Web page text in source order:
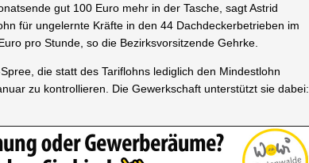
gut 100 Euro mehr in der Tasche, sagt Astrid
für ungelernte Kräfte in den 44 Dachdeckerbetrieben im
pro Stunde, so die Bezirksvorsitzende Gehrke.
die statt des Tariflohns lediglich den Mindestlohn
zu kontrollieren. Die Gewerkschaft unterstützt sie dabei: